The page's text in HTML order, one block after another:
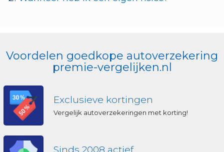
Voordelen goedkope autoverzekering
premie-vergelijken.nl
Exclusieve kortingen
Vergelijk autoverzekeringen met korting!